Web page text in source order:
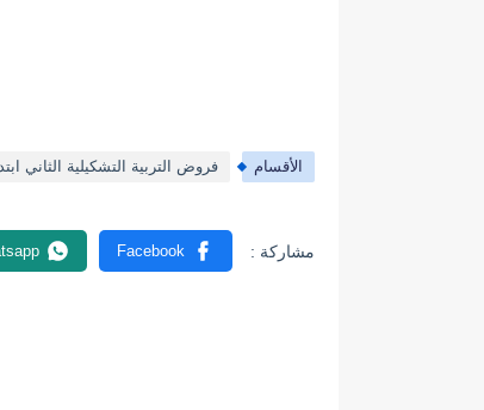
الأقسام فروض التربية التشكيلية الثاني